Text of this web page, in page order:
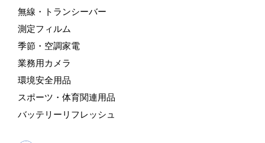
無線・トランシーバー
測定フィルム
季節・空調家電
業務用カメラ
環境安全用品
スポーツ・体育関連用品
バッテリーリフレッシュ